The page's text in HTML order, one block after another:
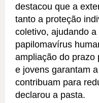
destacou que a
tanto a proteção
coletivo, ajudando
papilomavírus
ampliação do prazo
e jovens garantam
contribuam para
declarou a pasta.